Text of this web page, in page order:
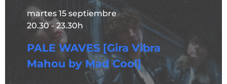
Info Tickets
Info Tickets
martes 15 septiembre
20.30 - 23.30h
PALE WAVES [Gira Vibra
Mahou by Mad Cool]